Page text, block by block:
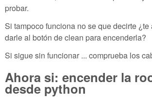
probar.
Si tampoco funciona no se que decirte ¿te
darle al botón de clean para encenderla?
Si sigue sin funcionar ... comprueba los
Ahora si: encender la
desde python